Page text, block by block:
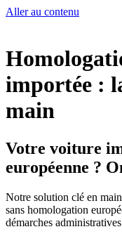
Aller au contenu
importée :
main
Votre voiture
européenne ?
Notre solution clé en
sans homologation
démarches administratives